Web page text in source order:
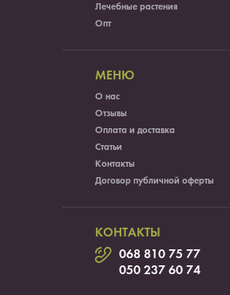
Лечебные растения
Опт
МЕНЮ
О нас
Отзывы
Оплата и доставка
Статьи
Контакты
Договор публичной оферты
КОНТАКТЫ
068 810 75 77
050 237 60 74